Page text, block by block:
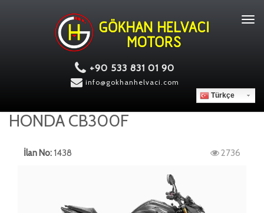
+90 533 831 01 90
info@gokhanhelvaci.com
Türkçe
HONDA CB300F
İlan No: 1438 2736